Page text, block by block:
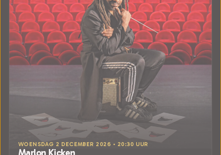
WOENSDAG 2 DECEMBER 2026 • 20:30 UUR